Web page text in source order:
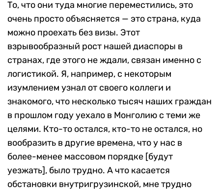
То, что они туда многие переместились, это
очень просто объясняется — это страна, куда
можно проехать без визы. Этот
взрывообразный рост нашей диаспоры в
странах, где этого не ждали, связан именно с
логистикой. Я, например, с некоторым
изумлением узнал от своего коллеги и
знакомого, что несколько тысяч наших граждан
в прошлом году уехало в Монголию с теми же
целями. Кто-то остался, кто-то не остался, но
вообразить в другие времена, что у нас в
более-менее массовом порядке [будут
уезжать], было трудно. А что касается
обстановки внутригрузинской, мне трудно